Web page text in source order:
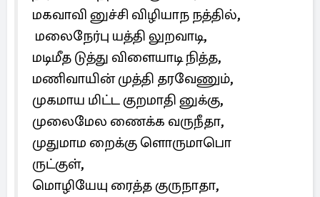
மகவாவி னுச்சி விழியாந நத்தில்,
மலைநேர்பு யத்தி லுறவாடி,
மடிமீத டுத்து விளையாடி நித்த,
மணிவாயின் முத்தி தரவேணும்,
முகமாய மிட்ட குறமாதி னுக்கு,
முலைமேல ணைக்க வருநீதா,
முதுமாம றைக்கு ளொருமாபொ
ருட்குள்,
மொழியேயு ரைத்த குருநாதா,